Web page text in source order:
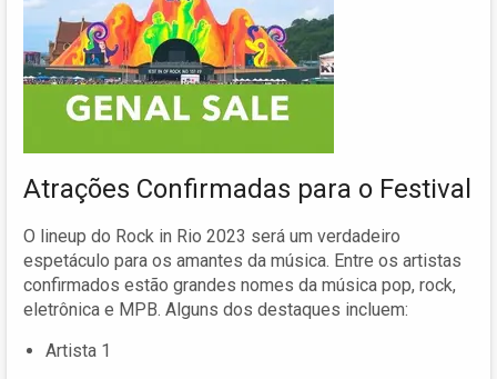
Atrações Confirmadas para o Festival
O lineup do Rock in Rio 2023 será um verdadeiro
espetáculo para os amantes da música. Entre os artistas
confirmados estão grandes nomes da música pop, rock,
eletrônica e MPB. Alguns dos destaques incluem:
Artista 1